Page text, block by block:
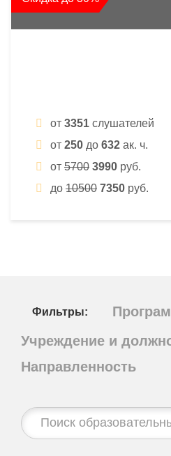
от 3351 слушателей
от 250 до 632 ак. ч.
от 5700 3990 руб.
до 10500 7350 руб.
Фильтры:
Учреждение и
Направленность
Строка
поиска: